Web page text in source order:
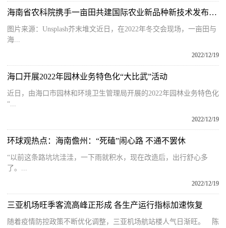
海南省农科院携手一亩田共建国际农业新品种新技术发布平台
图片来源：Unsplash芥末堆文近日，在2022年冬交会现场，一亩田与
海...
2022/12/19
海口开展2022年园林业务特色化“大比武”活动
近日，由海口市园林和环境卫生管理局开展的2022年园林业务特色化
“...
2022/12/19
环球观热点：海南儋州：“死磕”闹心路 不通不罢休
“以前这条路坑坑洼洼，一下雨就积水，现在改造后，出行舒心多
了。...
2022/12/19
三亚机场旺季客流高峰正形成 各生产运行指标加速恢复
随着疫情防控政策不断优化调整，三亚机场航站楼人气日渐旺。 陈